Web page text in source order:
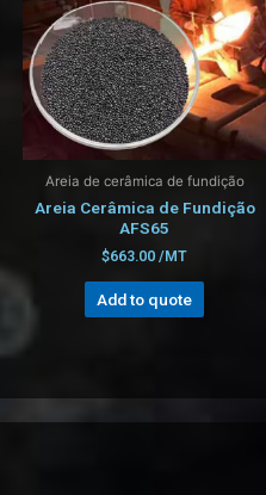
Areia de cerâmica de fundição
Areia Cerâmica de Fundição
AFS65
$663.00 /MT
Add to quote